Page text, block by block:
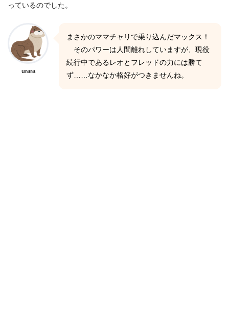
っているのでした。
urara
まさかのママチャリで乗り込んだマックス！
そのパワーは人間離れしていますが、現役
続行中であるレオとフレッドの力には勝て
ず……なかなか格好がつきませんね。